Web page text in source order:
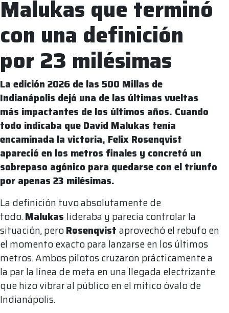
Malukas que terminó
con una definición
por 23 milésimas
La edición 2026 de las 500 Millas de
Indianápolis dejó una de las últimas vueltas
más impactantes de los últimos años. Cuando
todo indicaba que David Malukas tenía
encaminada la victoria, Felix Rosenqvist
apareció en los metros finales y concretó un
sobrepaso agónico para quedarse con el triunfo
por apenas 23 milésimas.
La definición tuvo absolutamente de
todo.Malukas lideraba y parecía controlar la
situación, peroRosenqvist aprovechó el rebufo en
el momento exacto para lanzarse en los últimos
metros. Ambos pilotos cruzaron prácticamente a
la par la línea de meta en una llegada electrizante
que hizo vibrar al público en el mítico óvalo de
Indianápolis.